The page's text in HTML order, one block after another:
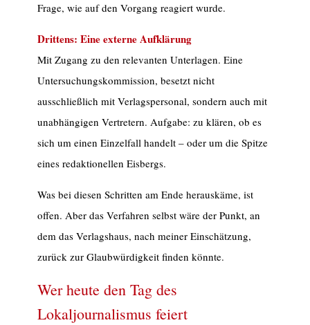
Frage, wie auf den Vorgang reagiert wurde.
Drittens: Eine externe Aufklärung
Mit Zugang zu den relevanten Unterlagen. Eine
Untersuchungskommission, besetzt nicht
ausschließlich mit Verlagspersonal, sondern auch mit
unabhängigen Vertretern. Aufgabe: zu klären, ob es
sich um einen Einzelfall handelt – oder um die Spitze
eines redaktionellen Eisbergs.
Was bei diesen Schritten am Ende herauskäme, ist
offen. Aber das Verfahren selbst wäre der Punkt, an
dem das Verlagshaus, nach meiner Einschätzung,
zurück zur Glaubwürdigkeit finden könnte.
Wer heute den Tag des
Lokaljournalismus feiert